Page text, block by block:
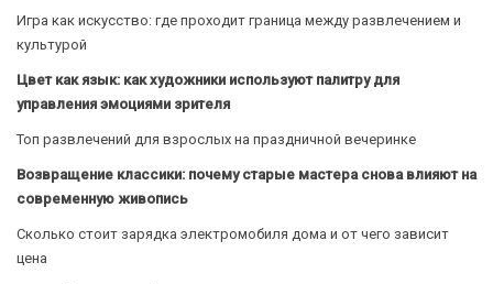
Игра как искусство: где проходит граница между развлечением и
культурой
Цвет как язык: как художники используют палитру для
управления эмоциями зрителя
Топ развлечений для взрослых на праздничной вечеринке
Возвращение классики: почему старые мастера снова влияют на
современную живопись
Сколько стоит зарядка электромобиля дома и от чего зависит
цена